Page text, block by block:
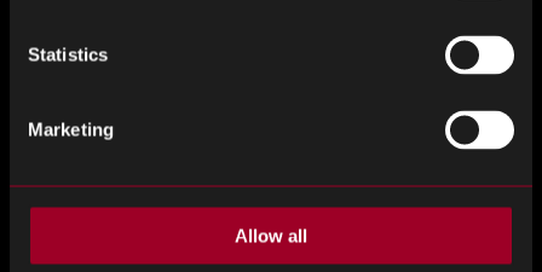
Statistics
Marketing
Allow all
量、測定値、および製品の仕様または機能が含まれま
MBOM は、製品を組み立てる方法で定義し、出荷準備の
ジングに必要な材料と、組み立て前の部品に必要な加工
に関する情報も含まれています。